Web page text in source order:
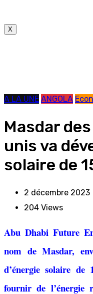
X
A LA UNE ANGOLA
Masdar
unis va
solaire de
2 décembre 2023
204 Views
Abu Dhabi Future
nom de Masdar,
d’énergie solaire de
fournir de l’énergie